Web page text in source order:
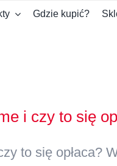
Gdzie kupić?
i czy to się
to się opłaca?